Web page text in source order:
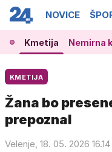
NOVICE
Kmetija Nemirna
KMETIJA
Žana bo
prepoznal
Velenje, 18. 05. 2026 16.14